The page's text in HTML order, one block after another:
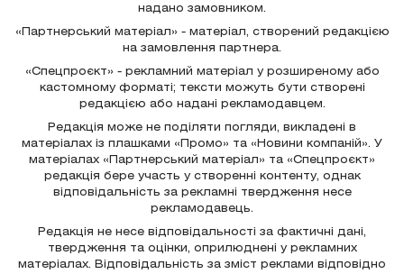
надано замовником.
«Партнерський матеріал» - матеріал, створений редакцією
на замовлення партнера.
«Спецпроєкт» - рекламний матеріал у розширеному або
кастомному форматі; тексти можуть бути створені
редакцією або надані рекламодавцем.
Редакція може не поділяти погляди, викладені в
матеріалах із плашками «Промо» та «Новини компаній». У
матеріалах «Партнерський матеріал» та «Спецпроєкт»
редакція бере участь у створенні контенту, однак
відповідальність за рекламні твердження несе
рекламодавець.
Редакція не несе відповідальності за фактичні дані,
твердження та оцінки, оприлюднені у рекламних
матеріалах. Відповідальність за зміст реклами відповідно